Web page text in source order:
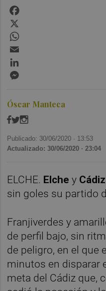
Óscar Manteca
Publicado: 30/06/2020 · 13:53
Actualizado: 30/06/2020 · 23:04
ELCHE. Elchey Cádiz
sin goles su partido
Franjiverdes y
de perfil bajo, sin
de peligro, en el que
minutos en disparar
meta del Cádiz que,